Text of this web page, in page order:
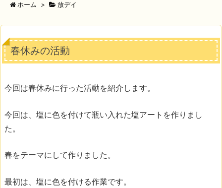
ホーム > 放デイ
春休みの活動
今回は春休みに行った活動を紹介します。
今回は、塩に色を付けて瓶い入れた塩アートを作りまし
た。
春をテーマにして作りました。
最初は、塩に色を付ける作業です。